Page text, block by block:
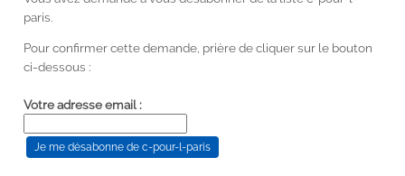
paris.
Pour confirmer cette demande, prière de cliquer sur le bouton
ci-dessous :
Votre adresse email :